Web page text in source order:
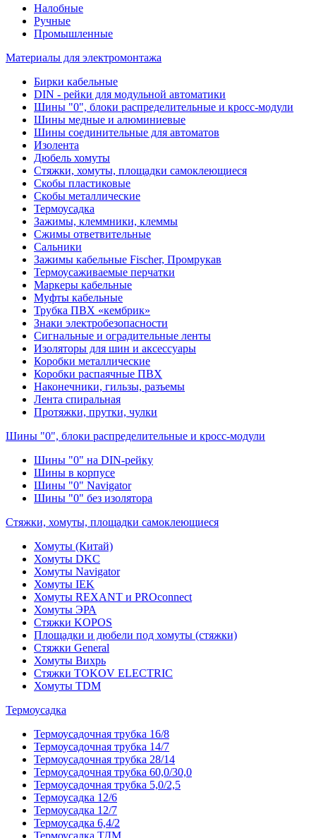
Налобные
Ручные
Промышленные
Материалы для электромонтажа
Бирки кабельные
DIN - рейки для модульной автоматики
Шины "0", блоки распределительные и кросс-модули
Шины медные и алюминиевые
Шины соединительные для автоматов
Изолента
Дюбель хомуты
Стяжки, хомуты, площадки самоклеющиеся
Скобы пластиковые
Скобы металлические
Термоусадка
Зажимы, клеммники, клеммы
Сжимы ответвительные
Сальники
Зажимы кабельные Fischer, Промрукав
Термоусаживаемые перчатки
Маркеры кабельные
Муфты кабельные
Трубка ПВХ «кембрик»
Знаки электробезопасности
Сигнальные и оградительные ленты
Изоляторы для шин и аксессуары
Коробки металлические
Коробки распаячные ПВХ
Наконечники, гильзы, разъемы
Лента спиральная
Протяжки, прутки, чулки
Шины "0", блоки распределительные и кросс-модули
Шины "0" на DIN-рейку
Шины в корпусе
Шины "0" Navigator
Шины "0" без изолятора
Стяжки, хомуты, площадки самоклеющиеся
Хомуты (Китай)
Хомуты DKC
Хомуты Navigator
Хомуты IEK
Хомуты REXANT и PROconnect
Хомуты ЭРА
Стяжки KOPOS
Площадки и дюбели под хомуты (стяжки)
Стяжки General
Хомуты Вихрь
Стяжки TOKOV ELECTRIC
Хомуты TDM
Термоусадка
Термоусадочная трубка 16/8
Термоусадочная трубка 14/7
Термоусадочная трубка 28/14
Термоусадочная трубка 60,0/30,0
Термоусадочная трубка 5,0/2,5
Термоусадка 12/6
Термоусадка 12/7
Термоусадка 6,4/2
Термоусадка ТДМ